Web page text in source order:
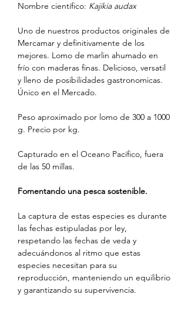
Nombre científico: Kajikia audax
Uno de nuestros productos originales de
Mercamar y definitivamente de los
mejores. Lomo de marlin ahumado en
frío con maderas finas. Delicioso, versatil
y lleno de posibilidades gastronomicas.
Único en el Mercado.
Peso aproximado por lomo de 300 a 1000
g. Precio por kg.
Capturado en el Oceano Pacífico, fuera
de las 50 millas.
Fomentando una pesca sostenible.
La captura de estas especies es durante
las fechas estipuladas por ley,
respetando las fechas de veda y
adecuándonos al ritmo que estas
especies necesitan para su
reproducción, manteniendo un equilibrio
y garantizando su supervivencia.